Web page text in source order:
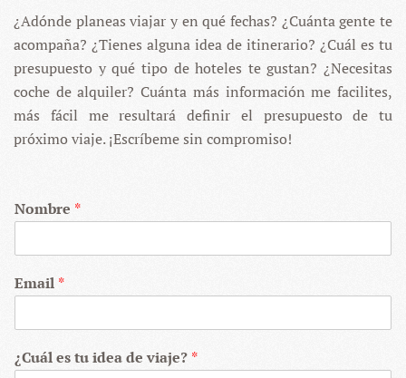
¿Adónde planeas viajar y en qué fechas? ¿Cuánta gente te
acompaña? ¿Tienes alguna idea de itinerario? ¿Cuál es tu
presupuesto y qué tipo de hoteles te gustan? ¿Necesitas
coche de alquiler? Cuánta más información me facilites,
más fácil me resultará definir el presupuesto de tu
próximo viaje. ¡Escríbeme sin compromiso!
Nombre *
Email *
¿Cuál es tu idea de viaje? *